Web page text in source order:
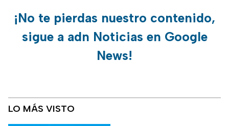
¡No te pierdas nuestro contenido,
sigue a adn Noticias en Google
News!
LO MÁS VISTO